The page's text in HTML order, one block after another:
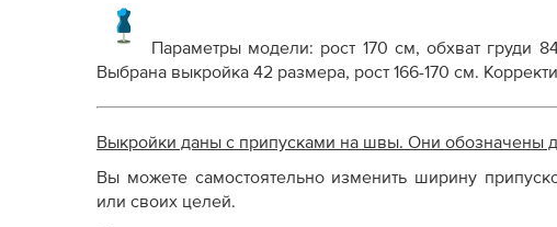
Параметры модели: рост 170 см, обхват груди
Выбрана выкройка 42 размера, рост 166-170 см.
Выкройки даны с припусками на швы. Они обозначены
Вы можете самостоятельно изменить ширину
или своих целей.